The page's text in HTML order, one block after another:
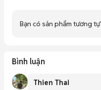
Bạn có sản phẩm tương
Bình luận
Thien Thai